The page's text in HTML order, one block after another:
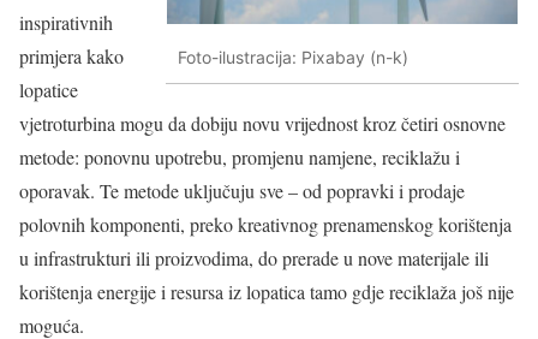
Foto-ilustracija: Pixabay (n-k)
inspirativnih
primjera kako
lopatice
vjetroturbina mogu da dobiju novu vrijednost kroz četiri osnovne
metode: ponovnu upotrebu, promjenu namjene, reciklažu i
oporavak. Te metode uključuju sve – od popravki i prodaje
polovnih komponenti, preko kreativnog prenamenskog korištenja
u infrastrukturi ili proizvodima, do prerade u nove materijale ili
korištenja energije i resursa iz lopatica tamo gdje reciklaža još nije
moguća.